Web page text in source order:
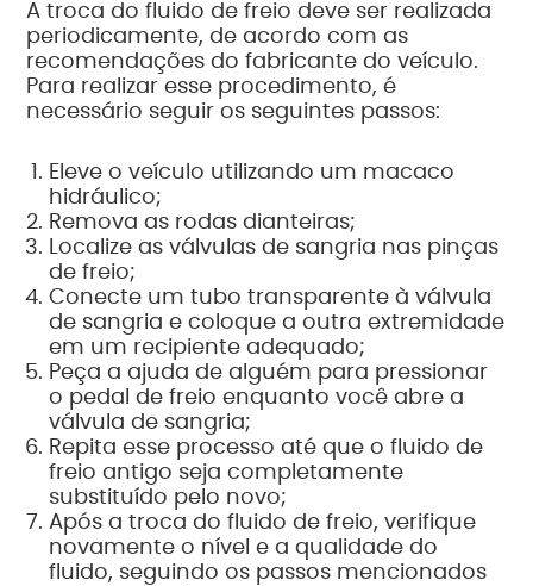
A troca do fluido de freio deve ser realizada
periodicamente, de acordo com as
recomendações do fabricante do veículo.
Para realizar esse procedimento, é
necessário seguir os seguintes passos:
Eleve o veículo utilizando um macaco
hidráulico;
Remova as rodas dianteiras;
Localize as válvulas de sangria nas pinças
de freio;
Conecte um tubo transparente à válvula
de sangria e coloque a outra extremidade
em um recipiente adequado;
Peça a ajuda de alguém para pressionar
o pedal de freio enquanto você abre a
válvula de sangria;
Repita esse processo até que o fluido de
freio antigo seja completamente
substituído pelo novo;
Após a troca do fluido de freio, verifique
novamente o nível e a qualidade do
fluido, seguindo os passos mencionados